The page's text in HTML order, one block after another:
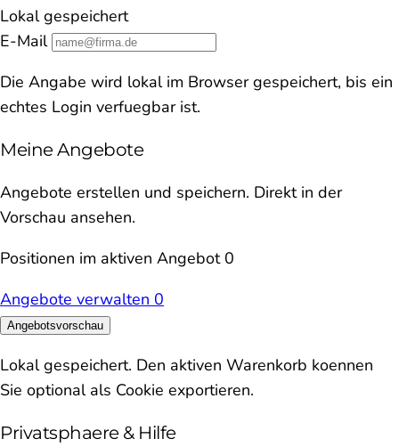
Lokal gespeichert
E-Mail
Die Angabe wird lokal im Browser gespeichert, bis ein
echtes Login verfuegbar ist.
Meine Angebote
Angebote erstellen und speichern. Direkt in der
Vorschau ansehen.
Positionen im aktiven Angebot 0
Angebote verwalten 0
Angebotsvorschau
Lokal gespeichert. Den aktiven Warenkorb koennen
Sie optional als Cookie exportieren.
Privatsphaere & Hilfe